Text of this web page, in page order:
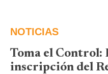
NOTICIAS
Toma el Control:
inscripción del